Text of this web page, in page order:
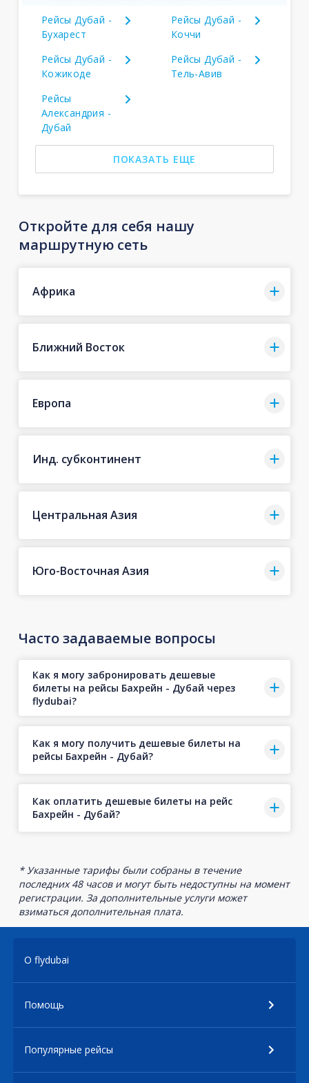
Рейсы Дубай -
Бухарест
Рейсы Дубай -
Коччи
Рейсы Дубай -
Кожикоде
Рейсы Дубай -
Тель-Авив
Рейсы
Александрия -
Дубай
ПОКАЗАТЬ ЕЩЕ
Откройте для себя нашу
маршрутную сеть
Африка
Ближний Восток
Европа
Инд. субконтинент
Центральная Азия
Юго-Восточная Азия
Часто задаваемые вопросы
Как я могу забронировать дешевые
билеты на рейсы Бахрейн - Дубай через
flydubai?
Как я могу получить дешевые билеты на
рейсы Бахрейн - Дубай?
Как оплатить дешевые билеты на рейс
Бахрейн - Дубай?
* Указанные тарифы были собраны в течение
последних 48 часов и могут быть недоступны на момент
регистрации. За дополнительные услуги может
взиматься дополнительная плата.
О flydubai
Помощь
Популярные рейсы